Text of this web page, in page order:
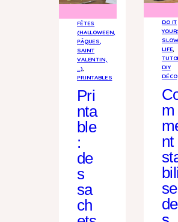
FÊTES
(HALLOWEEN,
PÂQUES,
SAINT
VALENTIN,
…)
PRINTABLES
Pri
nta
ble
:
de
s
sa
ch
DO IT
SLOW
LIFE
DIY
DÉCO
m
nt
bili
de